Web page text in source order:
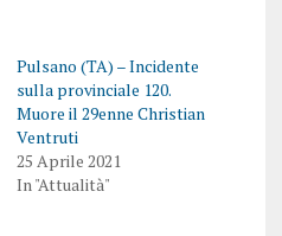
Pulsano (TA) – Incidente
sulla provinciale 120.
Muore il 29enne Christian
Ventruti
25 Aprile 2021
In "Attualità"